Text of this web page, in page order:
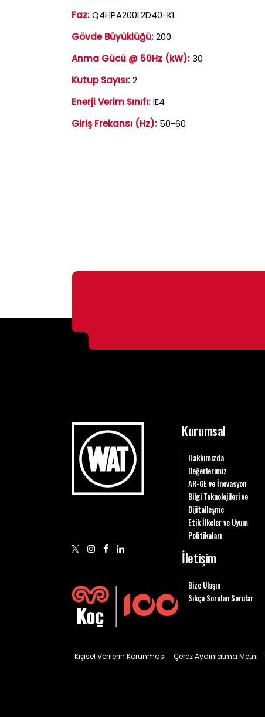
Faz:Q4HPA200L2D40-KI
Gövde Büyüklüğü:200
Anma Gücü @ 50Hz (kW):30
Kutup Sayısı:2
Enerji Verim Sınıfı:IE4
Giriş Frekansı (Hz): 50-60
Kurumsal
Hakkımızda
Değerlerimiz
AR-GE ve İnovasyon
Bilgi Teknolojileri ve
Dijitalleşme
Etik İlkeler ve Uyum
Politikaları
İletişim
Bize Ulaşın
Sıkça Sorulan Sorular
Kişisel Verilerin Korunması Çerez Aydınlatma Metni